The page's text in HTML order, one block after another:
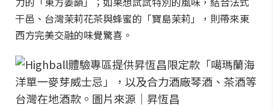
干邑、台灣茉莉花茶與蜂蜜的「寶島茉莉」，則帶來東
西方完美交融的味覺驚喜。